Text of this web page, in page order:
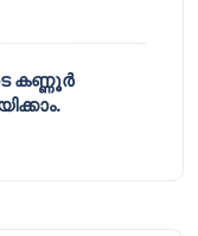
കണ്ണൂർ